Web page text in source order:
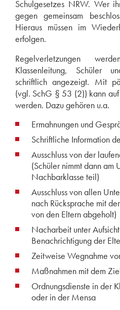
Schulgesetzes NRW. Wer
gegen gemeinsam
Hieraus müssen im
erfolgen.
Regelverletzungen
Klassenleitung, Schüler
schriftlich angezeigt. Mit
(vgl. SchG § 53 (2)) kann
werden. Dazu gehören u.a.
Ermahnungen und
Schriftliche Information
Ausschluss von der
(Schüler nimmt dann am
Nachbarklasse teil)
Ausschluss von allen
nach Rücksprache mit
von den Eltern abgeholt)
Nacharbeit unter
Benachrichtigung der
Zeitweise Wegnahme
Maßnahmen mit dem
Ordnungsdienste in der
oder in der Mensa